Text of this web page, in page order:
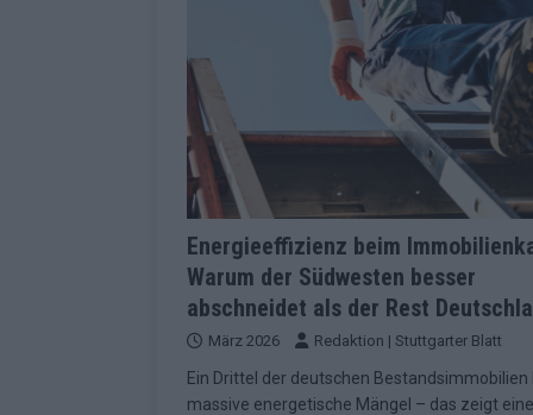
„Douze Points“,
Wettbewerbs EUROVISION
ESC-Finale komplett:
EUROVISION
[ Mai 2026 ] ESC 2026: JJ performt
[ Mai 2026 ] Quoten vor ESC-
überrascht negativ EXTRA
[ Juni 2026 ] Neue Themenwelt,
Highlights EXTRA
Energieeffizienz beim
Warum der Südwesten besser
abschneidet als der Rest
März 2026 Redaktion | Stuttgarter Blatt
Ein Drittel der deutschen Bestandsimmobilien
massive energetische Mängel – das zeigt eine